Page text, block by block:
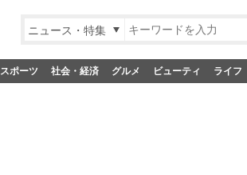
ニュース・特集
スポーツ 社会・経済 グルメ ビューティ ライフ